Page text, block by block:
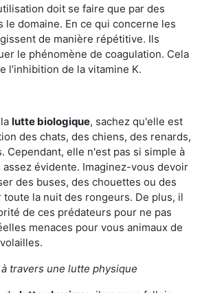
doit se faire que par des
le domaine. En ce qui concerne les
de manière répétitive. Ils
le phénomène de coagulation. Cela
l’inhibition de la vitamine K.
lutte biologique, sachez qu'elle est
des chats, des chiens, des renards,
Cependant, elle n'est pas si simple à
évidente. Imaginez-vous devoir
des buses, des chouettes ou des
la nuit des rongeurs. De plus, il
de ces prédateurs pour ne pas
menaces pour vous animaux de
travers une lutte physique